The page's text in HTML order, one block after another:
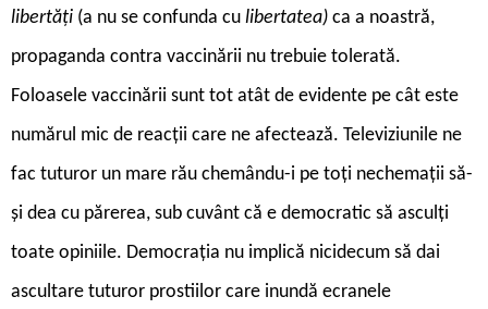
libertăți (a nu se confunda cu libertatea) ca a noastră,
propaganda contra vaccinării nu trebuie tolerată.
Foloasele vaccinării sunt tot atât de evidente pe cât este
numărul mic de reacții care ne afectează. Televiziunile ne
fac tuturor un mare rău chemându-i pe toți nechemații să-
și dea cu părerea, sub cuvânt că e democratic să asculți
toate opiniile. Democrația nu implică nicidecum să dai
ascultare tuturor prostiilor care inundă ecranele